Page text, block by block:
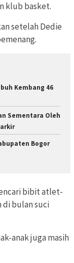
klub basket.
setelah Dedie
Kembang 46
Sementara Oleh
Bogor
bibit atlet-
di bulan suci
anak juga masih